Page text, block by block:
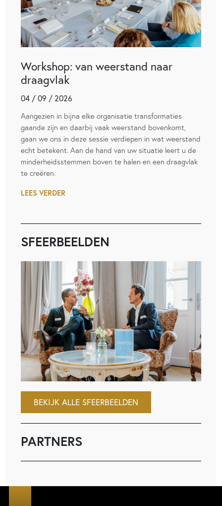
Workshop: van weerstand naar
draagvlak
04 / 09 / 2026
Aangezien in bijna elke organisatie transformaties
gaande zijn en daarbij vaak weerstand bovenkomt,
gaan we ons in deze sessie verdiepen in wat weerstand
echt betekent. Aan de hand van uw situatie leert u de
minderheidsstemmen boven te halen en een draagvlak
te creëren.
LEES VERDER
SFEERBEELDEN
BEKIJK ALLE SFEERBEELDEN
PARTNERS